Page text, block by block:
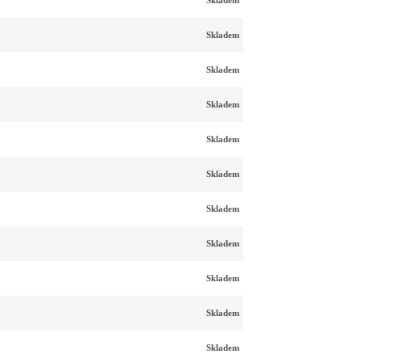
Skladem
Skladem
Skladem
Skladem
Skladem
Skladem
Skladem
Skladem
Skladem
Skladem